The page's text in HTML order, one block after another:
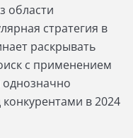
области
стратегия в
раскрывать
с применением
однозначно
в 2024